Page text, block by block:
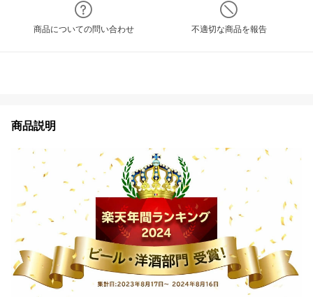
商品についての問い合わせ 不適切な商品を報告
商品説明